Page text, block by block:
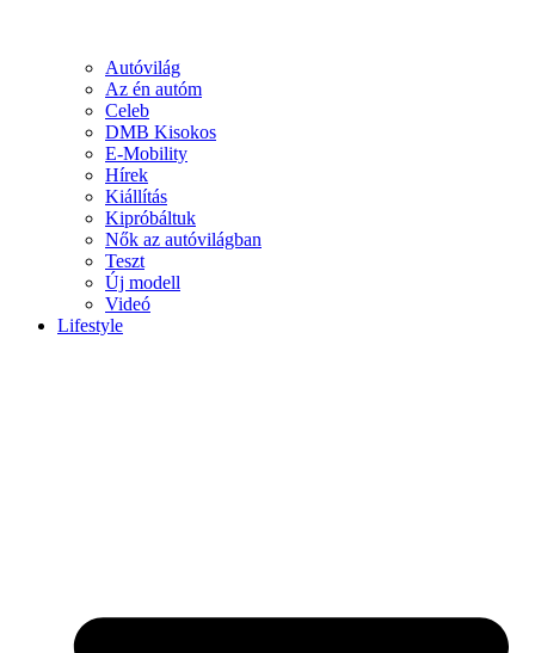
Autóvilág
Az én autóm
Celeb
DMB Kisokos
E-Mobility
Hírek
Kiállítás
Kipróbáltuk
Nők az autóvilágban
Teszt
Új modell
Videó
Lifestyle